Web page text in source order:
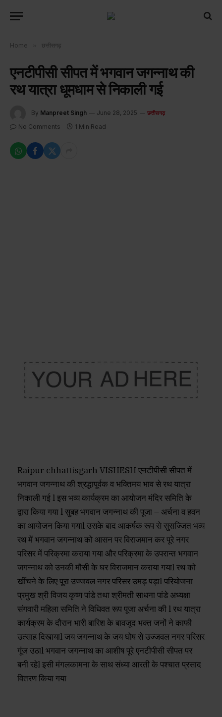
Home छत्तीसगढ़
एनटीपीसी सीपत में भगवान जगन्नाथ की
रथ यात्रा धूमधाम से निकाली गई
By Manpreet Singh June 28, 2025 छत्तीसगढ़
No Comments 1 Min Read
Raipur chhattisgarh VISHESH एनटीपीसी सीपत में
भगवान जगन्नाथ की श्रद्धापूर्वक व भक्तिमय भाव से रथ यात्रा
निकाली गई l इस भव्य कार्यक्रम का आयोजन मंदिर समिति के
द्वारा किया गया l सुबह भगवान जगन्नाथ की पूजा – अर्चना व हवन
का आयोजन किया गयाl उसके बाद आकर्षक रूप से सुसज्जित भव्य
रथ में भगवान जगन्नाथ को आसन पर विराजमान कर पूरे नगर
परिसर में परिक्रमा कराया गया और परिक्रमा के उपरान्त भगवान
जगन्नाथ को उनकी मौसी के घर विराजमान कराया गयाl रथ को
खींचने के लिए पूरा उज्जवल नगर परिसर उमड़ पड़ाl परियोजना
प्रमुख श्री विजय कृष्ण पांडे तथा श्रीमती साधना पांडे अध्यक्षा
संगवारी महिला समिति ने विधिवत रूप पूजा अर्चना की l रथ यात्रा
कार्यक्रम के दौरान भारी बारिश के बावजूद भक्त जनों ने काफी
उत्साह दिखायाl जय जगन्नाथ के जय घोष से उज्जवल नगर परिसर
गूंज उठाl भगवान जगन्नाथ का आशीष पूरे एनटीपीसी सीपत पर
बनी रहेl इसी मंगलकामना के साथ संध्या आरती के पश्चात प्रसाद
वितरण किया गया